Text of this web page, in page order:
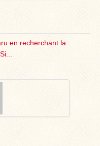
en recherchant la